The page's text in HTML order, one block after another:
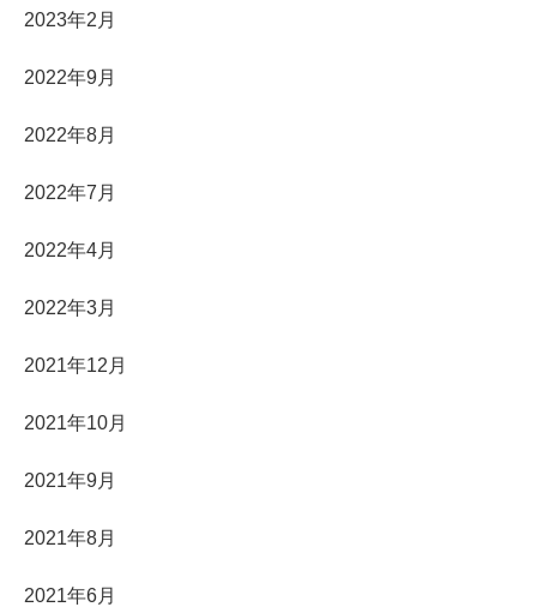
2023年2月
2022年9月
2022年8月
2022年7月
2022年4月
2022年3月
2021年12月
2021年10月
2021年9月
2021年8月
2021年6月